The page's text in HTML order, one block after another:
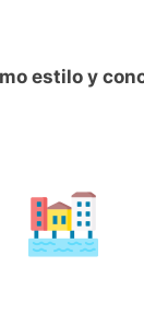
estilo y